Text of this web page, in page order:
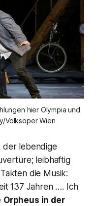
hier Olympia und
Volksoper Wien
der lebendige
leibhaftig
die Musik:
137 Jahren …. Ich
Orpheus in der